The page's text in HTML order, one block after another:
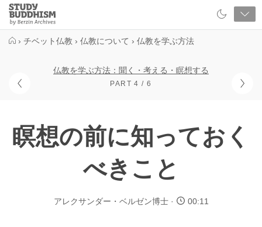
Close
Study
Buddhism
› チベット仏教 › 仏教について › 仏教を学ぶ方法
仏教を学ぶ方法：聞く・考える・瞑想する
PART 4 / 6
瞑想の前に知っておく
べきこと
アレクサンダー・ベルゼン博士 00:11